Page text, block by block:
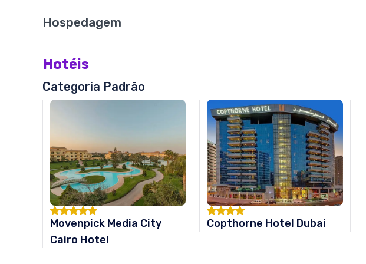
Hospedagem
Hotéis
Categoria Padrão
Movenpick Media City
Cairo Hotel
Copthorne Hotel Dubai